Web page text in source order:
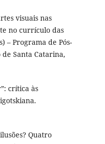
visuais nas
no currículo das
– Programa de Pós-
Santa Catarina,
crítica às
Quatro